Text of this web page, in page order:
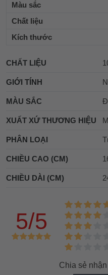
Màu sắc
Chất liệu
Kích thước
CHẤT LIỆU
GIỚI TÍNH
MÀU SẮC
XUẤT XỨ THƯƠNG HIỆU
PHÂN LOẠI
CHIỀU CAO (CM)
CHIỀU DÀI (CM)
5/5
Chia sẻ